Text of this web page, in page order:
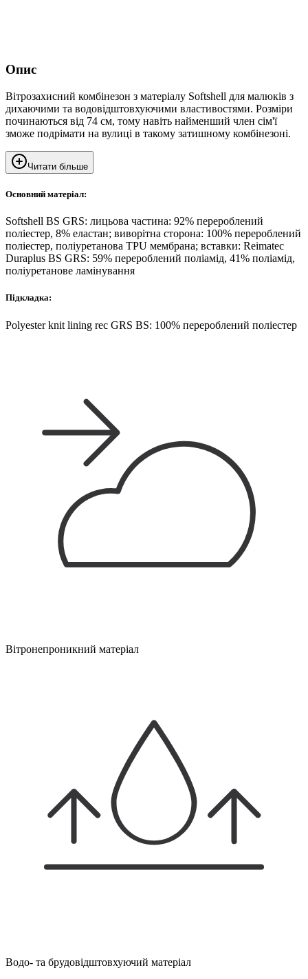
Опис
Вітрозахисний комбінезон з матеріалу Softshell для малюків з
дихаючими та водовідштовхуючими властивостями. Розміри
починаються від 74 см, тому навіть найменший член сім'ї
зможе подрімати на вулиці в такому затишному комбінезоні.
Читати більше
Основний матеріал:
Softshell BS GRS: лицьова частина: 92% перероблений
поліестер, 8% еластан; виворітна сторона: 100% перероблений
поліестер, поліуретанова TPU мембрана; вставки: Reimatec
Duraplus BS GRS: 59% перероблений поліамід, 41% поліамід,
поліуретанове ламінування
Підкладка:
Polyester knit lining rec GRS BS: 100% перероблений поліестер
Вітронепроникний матеріал
Водо- та брудовідштовхуючий матеріал